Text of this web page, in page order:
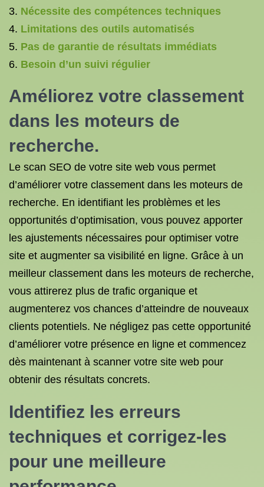
Nécessite des compétences techniques
Limitations des outils automatisés
Pas de garantie de résultats immédiats
Besoin d’un suivi régulier
Améliorez votre classement
dans les moteurs de
recherche.
Le scan SEO de votre site web vous permet
d’améliorer votre classement dans les moteurs de
recherche. En identifiant les problèmes et les
opportunités d’optimisation, vous pouvez apporter
les ajustements nécessaires pour optimiser votre
site et augmenter sa visibilité en ligne. Grâce à un
meilleur classement dans les moteurs de recherche,
vous attirerez plus de trafic organique et
augmenterez vos chances d’atteindre de nouveaux
clients potentiels. Ne négligez pas cette opportunité
d’améliorer votre présence en ligne et commencez
dès maintenant à scanner votre site web pour
obtenir des résultats concrets.
Identifiez les erreurs
techniques et corrigez-les
pour une meilleure